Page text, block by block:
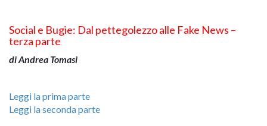
Social e Bugie: Dal pettegolezzo alle Fake News –
terza parte
di Andrea Tomasi
Leggi la prima parte
Leggi la seconda parte